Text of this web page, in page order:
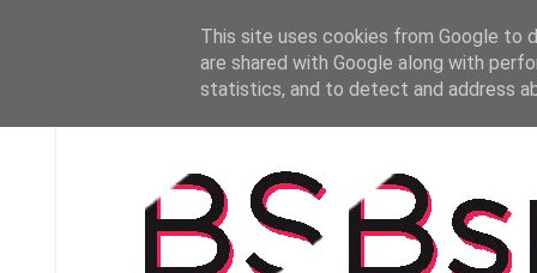
This site uses cookies from Google to
are shared with Google along with
statistics, and to detect and address